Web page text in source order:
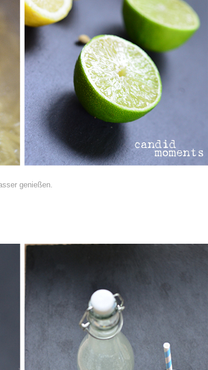
genießen.